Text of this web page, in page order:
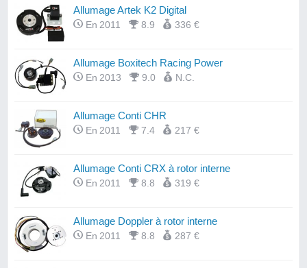
Allumage Artek K2 Digital
En 2011 8.9 336 €
Allumage Boxitech Racing Power
En 2013 9.0 N.C.
Allumage Conti CHR
En 2011 7.4 217 €
Allumage Conti CRX à rotor interne
En 2011 8.8 319 €
Allumage Doppler à rotor interne
En 2011 8.8 287 €